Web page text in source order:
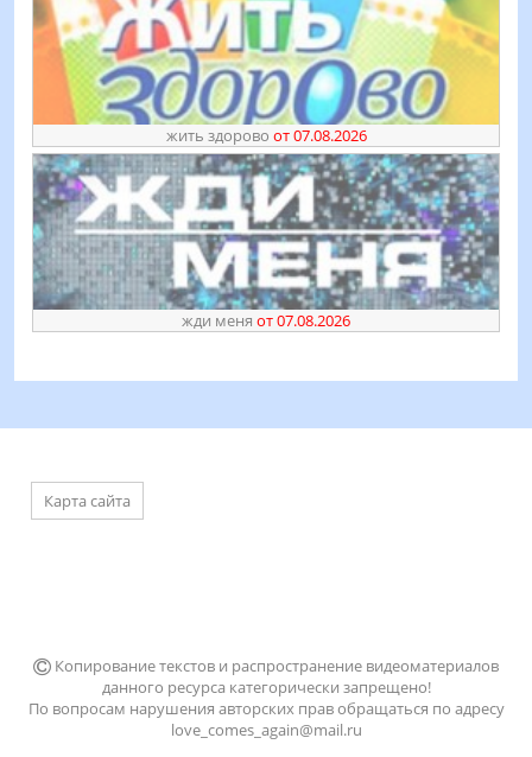
жить здорово от 07.08.2026
жди меня от 07.08.2026
Карта сайта
Копирование текстов и распространение видеоматериалов
данного ресурса категорически запрещено!
По вопросам нарушения авторских прав обращаться по адресу
love_comes_again@mail.ru